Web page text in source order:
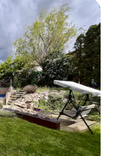
„Odabrali gosti”